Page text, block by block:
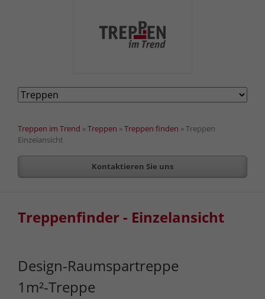
Navigation
überspringen
Treppen im Trend »Treppen »Treppen finden »Treppen
Einzelansicht
Kontaktieren Sie uns
Treppenfinder - Einzelansicht
Design-Raumspartreppe
1m²-Treppe